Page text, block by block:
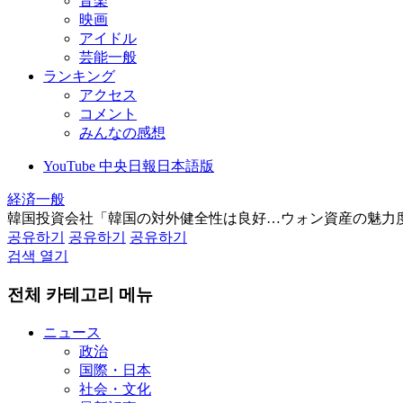
映画
アイドル
芸能一般
ランキング
アクセス
コメント
みんなの感想
YouTube 中央日報日本語版
経済一般
韓国投資会社「韓国の対外健全性は良好…ウォン資産の魅力
공유하기
공유하기
공유하기
검색 열기
전체 카테고리 메뉴
ニュース
政治
国際・日本
社会・文化